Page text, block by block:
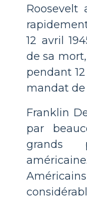
Roosevelt
12 avril
de sa
pendant
mandat
Franklin
par
grands